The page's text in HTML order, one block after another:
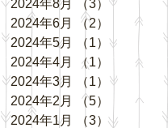
2024年8月
（3） 3件の記事
2024年6月
（2）
2件の記事
2024年5月
（1） 1件の記事
2024年4月
（1）
1件の記事
2024年3月
（1） 1件の記事
2024年2月
（5）
5件の記事
2024年1月
（3）3件の記事